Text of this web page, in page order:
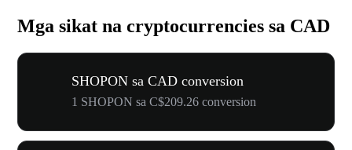
Mga sikat na cryptocurrencies sa CAD
SHOPON sa CAD conversion
1 SHOPON sa C$209.26 conversion